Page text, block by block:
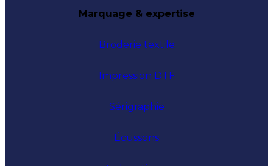
Marquage & expertise
Broderie textile
Impression DTF
Sérigraphie
Écussons